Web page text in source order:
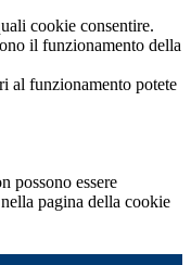
cookie consentire.
il funzionamento della
al funzionamento potete
possono essere
pagina della cookie